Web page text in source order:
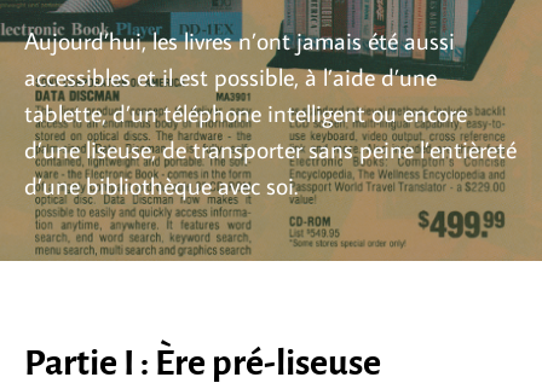
Aujourd’hui, les livres n’ont jamais été aussi
accessibles et il est possible, à l’aide d’une
tablette, d’un téléphone intelligent ou encore
d’une liseuse, de transporter sans peine l’entièreté
d’une bibliothèque avec soi.
Partie I : Ère pré-liseuse